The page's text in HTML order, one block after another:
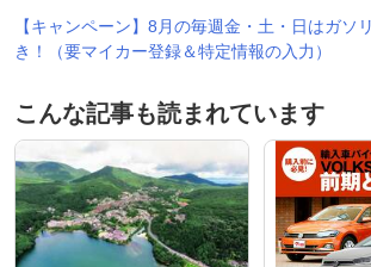
【キャンペーン】8月の毎週金・土・日はガソ
き！（要マイカー登録＆特定情報の入力）
こんな記事も読まれています